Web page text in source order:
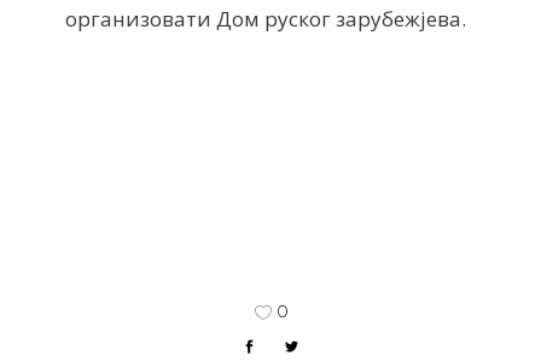
организовати Дом руског зарубежјева.
0